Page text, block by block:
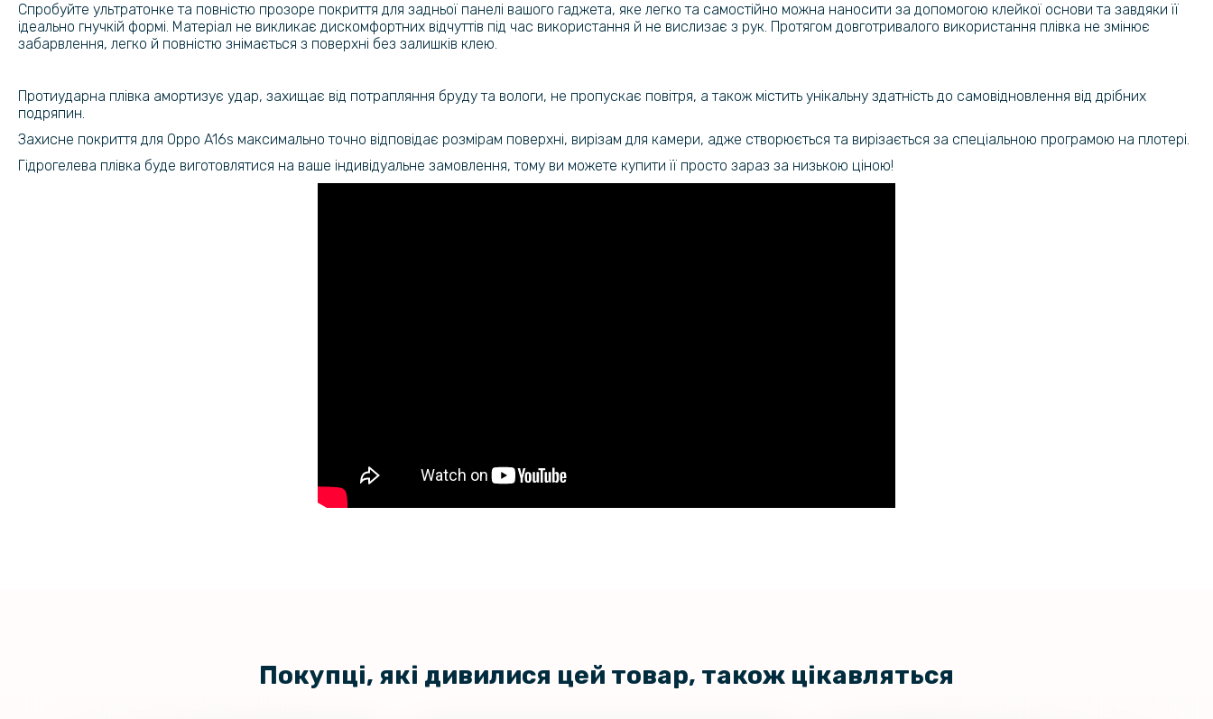
Спробуйте ультратонке та повністю прозоре покриття для задньої панелі вашого гаджета, яке легко та самостійно можна наносити за допомогою клейкої основи та завдяки її
ідеально гнучкій формі. Матеріал не викликає дискомфортних відчуттів під час використання й не вислизає з рук. Протягом довготривалого використання плівка не змінює
забарвлення, легко й повністю знімається з поверхні без залишків клею.
Протиударна плівка амортизує удар, захищає від потрапляння бруду та вологи, не пропускає повітря, а також містить унікальну здатність до самовідновлення від дрібних
подряпин.
Захисне покриття для Oppo A16s максимально точно відповідає розмірам поверхні, вирізам для камери, адже створюється та вирізається за спеціальною програмою на плотері.
Гідрогелева плівка буде виготовлятися на ваше індивідуальне замовлення, тому ви можете купити її просто зараз за низькою ціною!
Покупці, які дивилися цей товар, також цікавляться